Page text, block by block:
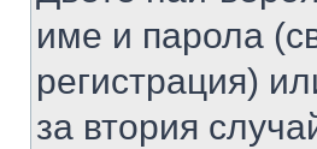
име и парола
регистрация)
за втория